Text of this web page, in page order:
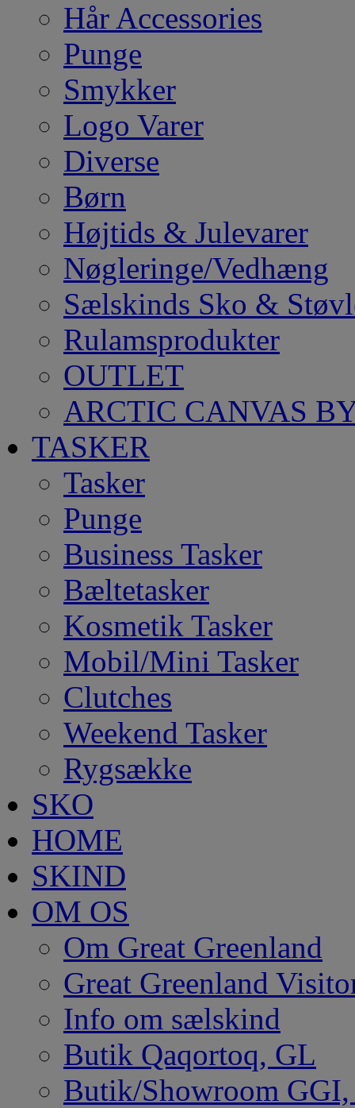
Hår Accessories
Punge
Smykker
Logo Varer
Diverse
Børn
Højtids & Julevarer
Nøgleringe/Vedhæng
Sælskinds Sko &
Rulamsprodukter
OUTLET
ARCTIC CANVAS
TASKER
Tasker
Punge
Business Tasker
Bæltetasker
Kosmetik Tasker
Mobil/Mini Tasker
Clutches
Weekend Tasker
Rygsække
SKO
HOME
SKIND
OM OS
Om Great Greenland
Great Greenland
Info om sælskind
Butik Qaqortoq, GL
Butik/Showroom